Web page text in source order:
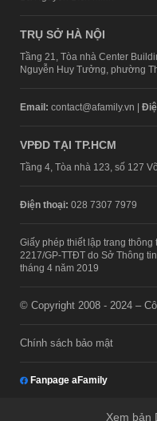
TRỤ SỞ HÀ NỘI
Tầng 21, Tòa nhà Center
Nguyễn Huy Tưởng, phường
Email: contact@afamily.vn |
VPĐD TẠI TP.HCM
Tầng 4, Tòa nhà 123, số 127
Điện thoại: 028 7307 7979
Giấy phép thiết lập trang
2217/GP-TTĐT do Sở Thông
tháng 4 năm 2019
© Copyright 2008 - 2024 –
Chính sách bảo mật
Fanpage aFamily
Xem bản